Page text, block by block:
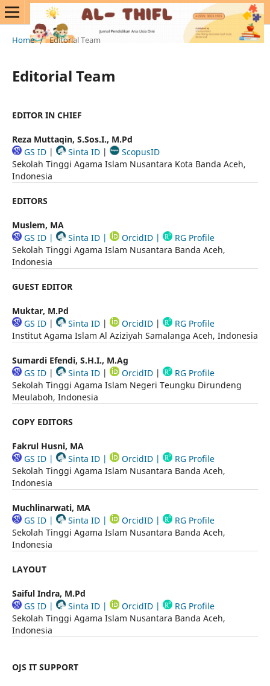
Home / Editorial Team
Editorial Team
EDITOR IN CHIEF
Reza Muttaqin, S.Sos.I., M.Pd
GS ID| Sinta ID|
ScopusID
Sekolah Tinggi Agama Islam Nusantara Kota Banda Aceh,
Indonesia
EDITORS
Muslem, MA
GS ID| Sinta ID| OrcidID|
RG Profile
Sekolah Tinggi Agama Islam Nusantara Banda Aceh,
Indonesia
GUEST EDITOR
Muktar, M.Pd
GS ID| Sinta ID| OrcidID|
RG Profile
Institut Agama Islam Al Aziziyah Samalanga Aceh, Indonesia
Sumardi Efendi, S.H.I., M.Ag
GS ID| Sinta ID| OrcidID|
RG Profile
Sekolah Tinggi Agama Islam Negeri Teungku Dirundeng
Meulaboh, Indonesia
COPY EDITORS
Fakrul Husni, MA
GS ID| Sinta ID| OrcidID|
RG Profile
Sekolah Tinggi Agama Islam Nusantara Banda Aceh,
Indonesia
Muchlinarwati, MA
GS ID| Sinta ID| OrcidID|
RG Profile
Sekolah Tinggi Agama Islam Nusantara Banda Aceh,
Indonesia
LAYOUT
Saiful Indra, M.Pd
GS ID| Sinta ID| OrcidID|
RG Profile
Sekolah Tinggi Agama Islam Nusantara Banda Aceh,
Indonesia
OJS IT SUPPORT